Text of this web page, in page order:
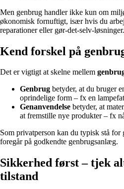
Men genbrug handler ikke kun om
økonomisk fornuftigt, især hvis du
reparationer eller gør-det-selv-løsninger.
Kend forskel på
Det er vigtigt at skelne mellem
Genbrug betyder, at du bruger
oprindelige form – fx en
Genanvendelse betyder, at
at fremstille nye produkter – fx
Som privatperson kan du typisk stå for
foregår på godkendte genbrugsanlæg.
Sikkerhed først – tjek
tilstand